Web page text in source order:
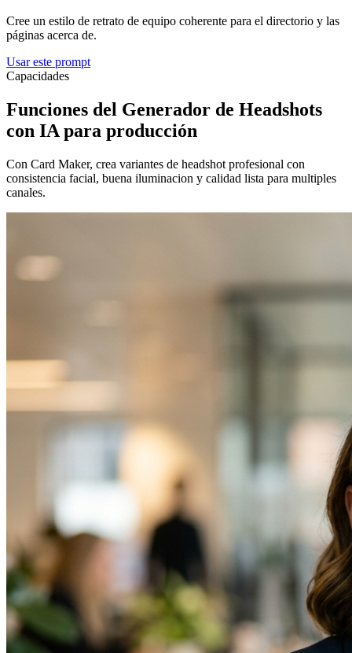
Cree un estilo de retrato de equipo coherente para el directorio y las
páginas acerca de.
Usar este prompt
Capacidades
Funciones del Generador de Headshots
con IA para producción
Con Card Maker, crea variantes de headshot profesional con
consistencia facial, buena iluminacion y calidad lista para multiples
canales.